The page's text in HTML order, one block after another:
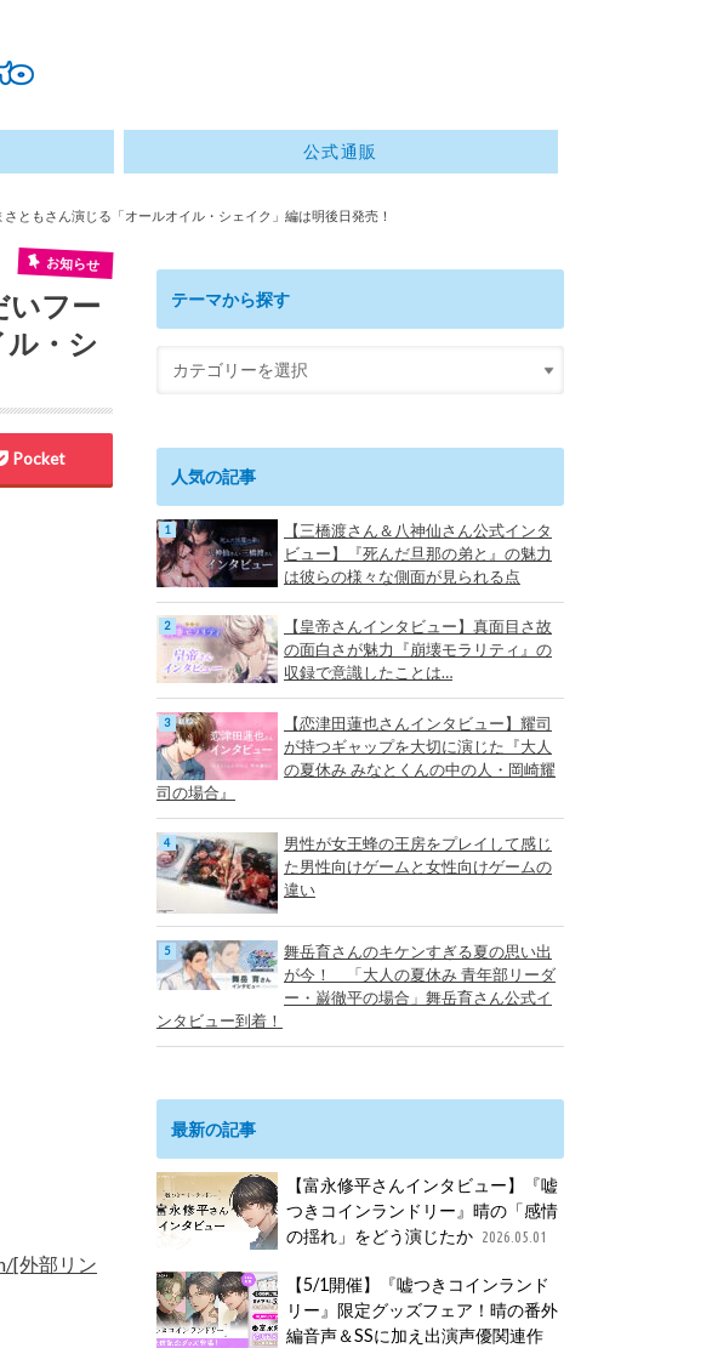
公式通販
ともさん演じる「オールオイル・シェイク」編は明後日発売！
お知らせ
いフー
・シ
Pocket
[外部リン
テーマから探す
人気の記事
【三橋渡さん＆八神仙さん公式インタ
ビュー】『死んだ旦那の弟と』の魅力
は彼らの様々な側面が見られる点
【皇帝さんインタビュー】真面目さ故
の面白さが魅力『崩壊モラリティ』の
収録で意識したことは…
【恋津田蓮也さんインタビュー】耀司
が持つギャップを大切に演じた『大人
の夏休み みなとくんの中の人・岡崎耀
司の場合』
男性が女王蜂の王房をプレイして感じ
た男性向けゲームと女性向けゲームの
違い
舞岳育さんのキケンすぎる夏の思い出
が今！ 「大人の夏休み 青年部リーダ
ー・巌徹平の場合」舞岳育さん公式イ
ンタビュー到着！
最新の記事
【富永修平さんインタビュー】『嘘
つきコインランドリー』晴の「感情
の揺れ」をどう演じたか 2026.05.01
【5/1開催】『嘘つきコインランド
リー』限定グッズフェア！晴の番外
編音声＆SSに加え出演声優関連作